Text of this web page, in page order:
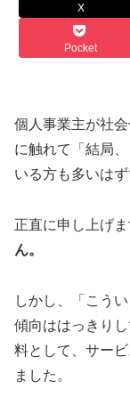
X
Pocket
個人事業主が社
に触れて「結局
いる方も多いはず
正直に申し上げま
ん。
しかし、「こう
傾向ははっきり
料として、サー
ました。